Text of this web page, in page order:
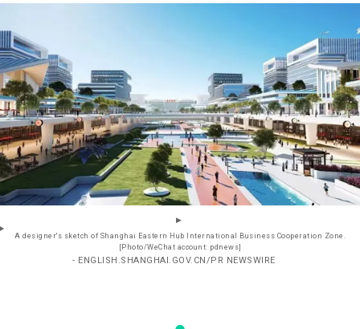
A designer's sketch of Shanghai Eastern Hub International Business Cooperation Zone.
[Photo/WeChat account: pdnews]
- ENGLISH.SHANGHAI.GOV.CN/PR NEWSWIRE